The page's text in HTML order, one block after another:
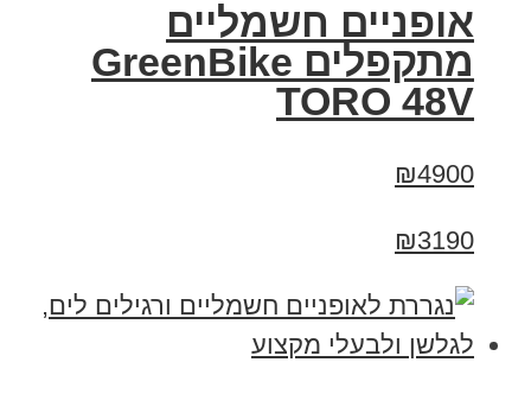
אופניים חשמליים
מתקפלים GreenBike
TORO 48V
₪4900
₪3190